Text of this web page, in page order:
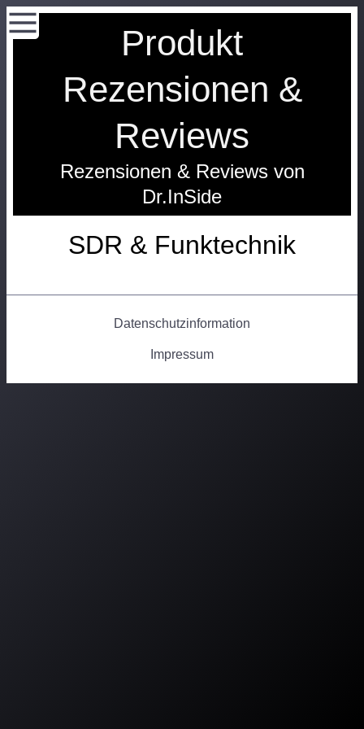
Produkt
Rezensionen &
Reviews
Rezensionen & Reviews von
Dr.InSide
SDR & Funktechnik
Datenschutzinformation
Impressum